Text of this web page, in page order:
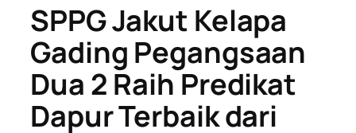
SPPG Jakut Kelapa
Gading Pegangsaan
Dua 2 Raih Predikat
Dapur Terbaik dari